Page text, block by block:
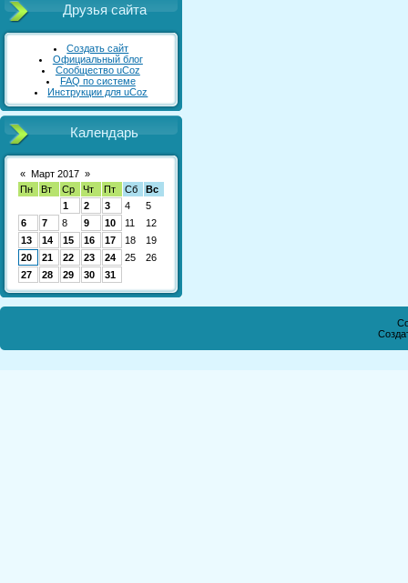
Друзья сайта
Создать сайт
Официальный блог
Сообщество uCoz
FAQ по системе
Инструкции для uCoz
Календарь
« Март 2017 »
Пн
Вт Ср Чт Пт Сб
Вс
1
2 3 4
5
6
7 8 9 10 11
12
13
14 15 16 17 18
19
20
21 22 23 24 25
26
27
28 29 30 31